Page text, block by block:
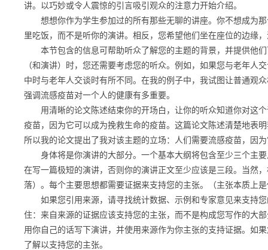
讲。以巧妙或令人震惊的引言吸引观众的注意力开始介绍。
想想你作为学生参加过的所有那些无聊的讲座。你不想成为那
里吃饭，而不是听你的演讲。相反，您希望他们坐在座位的边缘
本节包含的信息可帮助听众了解您的主题的背景，并提供他们
（和演讲）时，您还需要考虑您的听众。例如，如果您与老年
中时与老年人交谈时有所不同。在我的例子中，我试图让普通观
强调流感疫苗对一个人的健康有多重要。
用清晰的论文陈述结束你的开场白，让你的听众知道你对这个
疫苗，因为它可以成为挽救生命的疫苗。这篇论文陈述清楚地表
所以我的论文提出了我对该主题的立场：人们需要流感疫苗，因
身体将是你演讲的大部分。一个基本大纲将包含至少三个主要
在写一篇极短的演讲，否则你的演讲正文至少应该是三段。当然
落）。每个主要思想都需要证据来支持您的主张。（主张本质上
如果您引用来源，请寻找统计数据、示例和专家意见来支持您
住：来自来源的证据应该支持您的主张，而不是构成您写作的大
用你自己的话写下演讲，并使用来源作为你主张的支持证据。如
了解以支持您的主张。